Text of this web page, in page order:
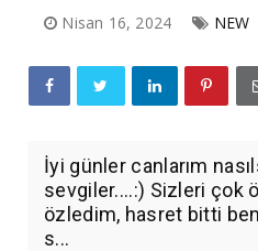
Nisan 16, 2024 NEW
İyi günler canlarım
sevgiler....:) Sizleri çok
özledim, hasret bitti
s...